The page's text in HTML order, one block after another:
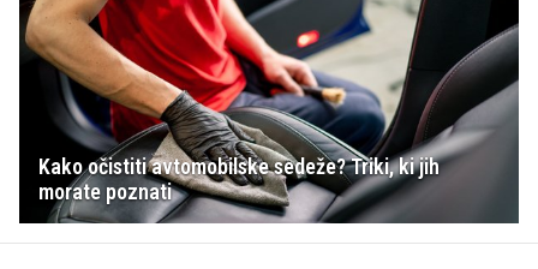
Kako očistiti avtomobilske sedeže? Triki, ki jih
morate poznati